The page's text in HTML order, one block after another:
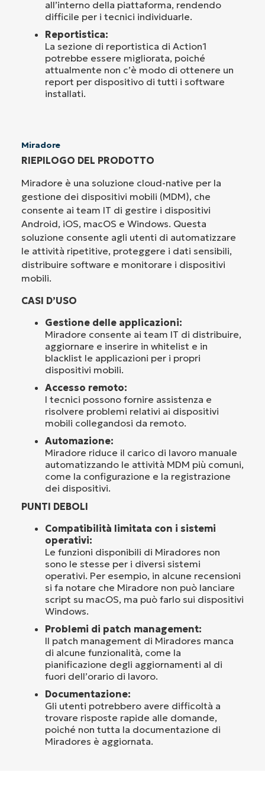
all’interno della piattaforma, rendendo
difficile per i tecnici individuarle.
Reportistica:
La sezione di reportistica di Action1
potrebbe essere migliorata, poiché
attualmente non c’è modo di ottenere un
report per dispositivo di tutti i software
installati.
Miradore
RIEPILOGO DEL PRODOTTO
Miradore è una soluzione cloud-native per la
gestione dei dispositivi mobili (MDM), che
consente ai team IT di gestire i dispositivi
Android, iOS, macOS e Windows. Questa
soluzione consente agli utenti di automatizzare
le attività ripetitive, proteggere i dati sensibili,
distribuire software e monitorare i dispositivi
mobili.
CASI D’USO
Gestione delle applicazioni:
Miradore consente ai team IT di distribuire,
aggiornare e inserire in whitelist e in
blacklist le applicazioni per i propri
dispositivi mobili.
Accesso remoto:
I tecnici possono fornire assistenza e
risolvere problemi relativi ai dispositivi
mobili collegandosi da remoto.
Automazione:
Miradore riduce il carico di lavoro manuale
automatizzando le attività MDM più comuni,
come la configurazione e la registrazione
dei dispositivi.
PUNTI DEBOLI
Compatibilità limitata con i sistemi
operativi:
Le funzioni disponibili di Miradores non
sono le stesse per i diversi sistemi
operativi. Per esempio, in alcune recensioni
si fa notare che Miradore non può lanciare
script su macOS, ma può farlo sui dispositivi
Windows.
Problemi di patch management:
Il patch management di Miradores manca
di alcune funzionalità, come la
pianificazione degli aggiornamenti al di
fuori dell’orario di lavoro.
Documentazione:
Gli utenti potrebbero avere difficoltà a
trovare risposte rapide alle domande,
poiché non tutta la documentazione di
Miradores è aggiornata.